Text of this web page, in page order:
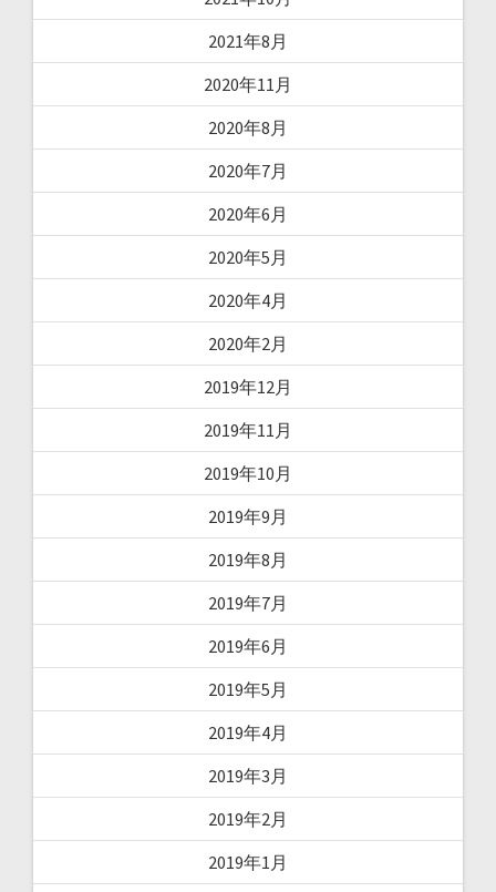
2021年8月
2020年11月
2020年8月
2020年7月
2020年6月
2020年5月
2020年4月
2020年2月
2019年12月
2019年11月
2019年10月
2019年9月
2019年8月
2019年7月
2019年6月
2019年5月
2019年4月
2019年3月
2019年2月
2019年1月